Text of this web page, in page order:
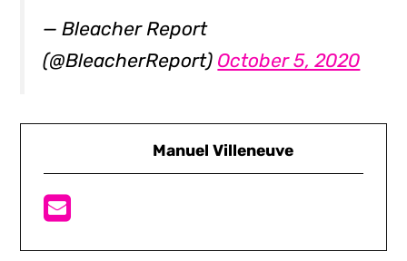
— Bleacher Report
(@BleacherReport) October 5, 2020
Manuel Villeneuve